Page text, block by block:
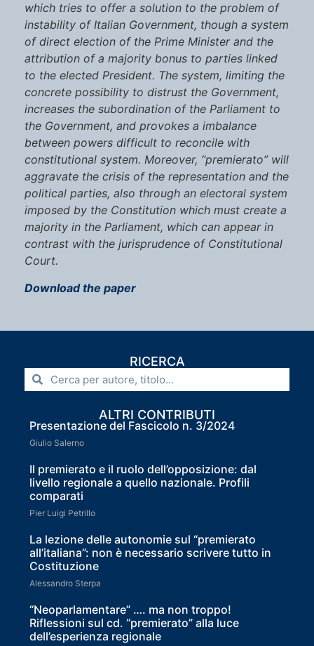
which tries to offer a solution to the problem of
instability of Italian Government, though a system
of direct election of the Prime Minister and the
attribution of a majority bonus to parties linked
to the elected President. The system, limiting the
concrete possibility to distrust the Government,
increases the subordination of the Parliament to
the Government, and provokes a imbalance
between powers difficult to reconcile with
constitutional system. Moreover, “premierato” will
aggravate the crisis of the representation and the
political parties, also through an electoral system
imposed by the Constitution which must create a
majority in the Parliament, which can appear in
contrast with the jurisprudence of Constitutional
Court.
Download the paper
RICERCA
ALTRI CONTRIBUTI
Presentazione del Fascicolo n. 3/2024
Giulio Salerno
Il premierato e il ruolo dell’opposizione: dal
livello regionale a quello nazionale. Profili
comparati
Pier Luigi Petrillo
La lezione delle autonomie sul “premierato
all’italiana”: non è necessario scrivere tutto in
Costituzione
Alessandro Sterpa
“Neoparlamentare” …. ma non troppo!
Riflessioni sul cd. “premierato” alla luce
dell’esperienza regionale